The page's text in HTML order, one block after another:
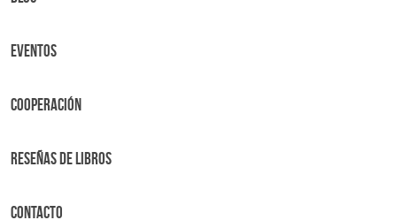
Eventos
Cooperación
Reseñas de libros
Contacto